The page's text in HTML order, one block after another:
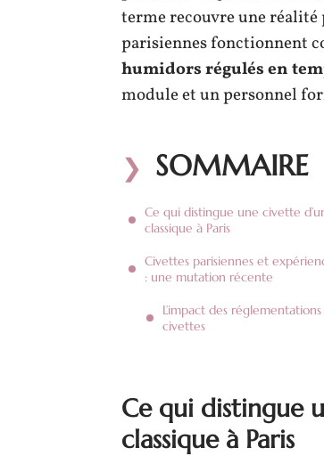
terme recouvre une réalité
parisiennes fonctionnent
humidors régulés en
module et un personnel
SOMMAIRE
Ce qui distingue une civette
classique à Paris
Civettes parisiennes et
: une mutation récente
L’impact des
civettes
Ce qui distingue
classique à Paris